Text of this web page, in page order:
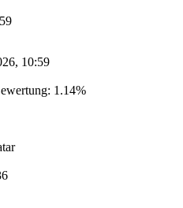
10:59
1.14%